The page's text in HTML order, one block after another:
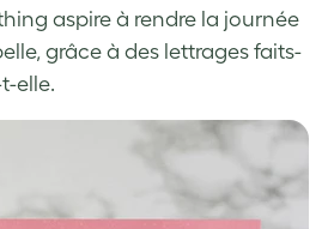
aspire à rendre la journée
grâce à des lettrages faits-
elle.